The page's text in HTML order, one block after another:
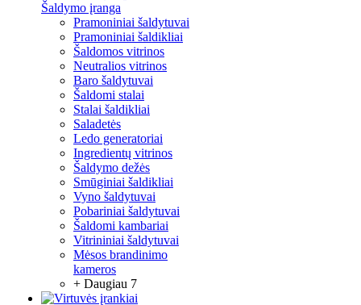
Šaldymo įranga
Pramoniniai šaldytuvai
Pramoniniai šaldikliai
Šaldomos vitrinos
Neutralios vitrinos
Baro šaldytuvai
Šaldomi stalai
Stalai šaldikliai
Saladetės
Ledo generatoriai
Ingredientų vitrinos
Šaldymo dežės
Smūginiai šaldikliai
Vyno šaldytuvai
Pobariniai šaldytuvai
Šaldomi kambariai
Vitrininiai šaldytuvai
Mėsos brandinimo
kameros
+ Daugiau 7